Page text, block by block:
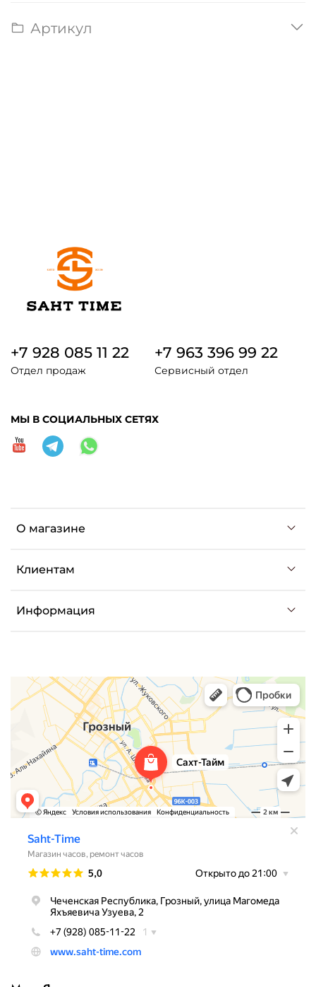
Артикул
О магазине
Клиентам
Информация
+7 928 085 11 22
Отдел продаж
+7 963 396 99 22
Сервисный отдел
МЫ В СОЦИАЛЬНЫХ СЕТЯХ